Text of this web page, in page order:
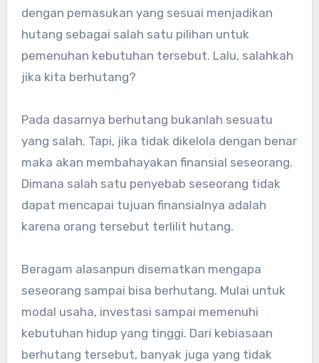
dengan pemasukan yang sesuai menjadikan
hutang sebagai salah satu pilihan untuk
pemenuhan kebutuhan tersebut. Lalu, salahkah
jika kita berhutang?
Pada dasarnya berhutang bukanlah sesuatu
yang salah. Tapi, jika tidak dikelola dengan benar
maka akan membahayakan finansial seseorang.
Dimana salah satu penyebab seseorang tidak
dapat mencapai tujuan finansialnya adalah
karena orang tersebut terlilit hutang.
Beragam alasanpun disematkan mengapa
seseorang sampai bisa berhutang. Mulai untuk
modal usaha, investasi sampai memenuhi
kebutuhan hidup yang tinggi. Dari kebiasaan
berhutang tersebut, banyak juga yang tidak